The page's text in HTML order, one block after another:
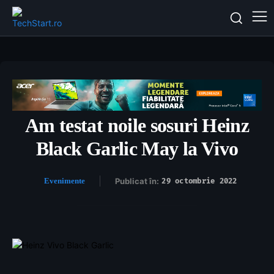
Am testat noile sosuri Heinz
Black Garlic May la Vivo
Evenimente Publicat în: 29 octombrie 2022